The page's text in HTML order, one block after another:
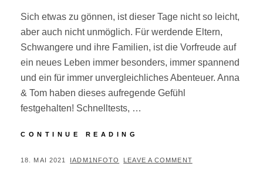
Sich etwas zu gönnen, ist dieser Tage nicht so leicht,
aber auch nicht unmöglich. Für werdende Eltern,
Schwangere und ihre Familien, ist die Vorfreude auf
ein neues Leben immer besonders, immer spannend
und ein für immer unvergleichliches Abenteuer. Anna
& Tom haben dieses aufregende Gefühl
festgehalten! Schnelltests, …
CONTINUE READING
SPRING
POSTED
18. MAI 2021 BY
IADM1NFOTO LEAVE A COMMENT